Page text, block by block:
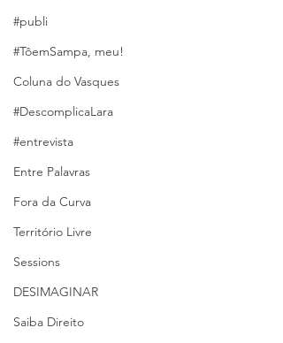
#publi
#TôemSampa, meu!
Coluna do Vasques
#DescomplicaLara
#entrevista
Entre Palavras
Fora da Curva
Território Livre
Sessions
DESIMAGINAR
Saiba Direito